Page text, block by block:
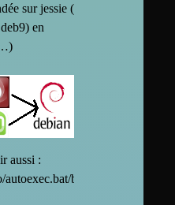
sur jessie (
en
aussi :
blob/master/